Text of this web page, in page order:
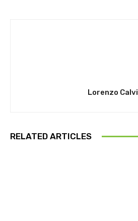
Lorenzo Calvi
RELATED ARTICLES